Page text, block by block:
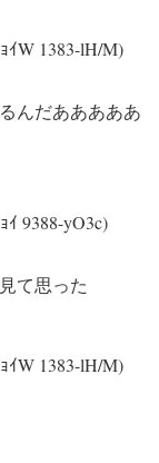
ｲW 1383-lH/M)
んだあああああ
9388-yO3c)
て思った
ｲW 1383-lH/M)